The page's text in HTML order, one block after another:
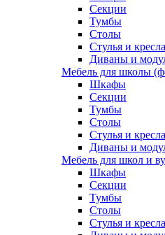
Секции
Тумбы
Столы
Стулья и кресла
Диваны и
Мебель для школы
Шкафы
Секции
Тумбы
Столы
Стулья и кресла
Диваны и
Мебель для школ и
Шкафы
Секции
Тумбы
Столы
Стулья и кресла